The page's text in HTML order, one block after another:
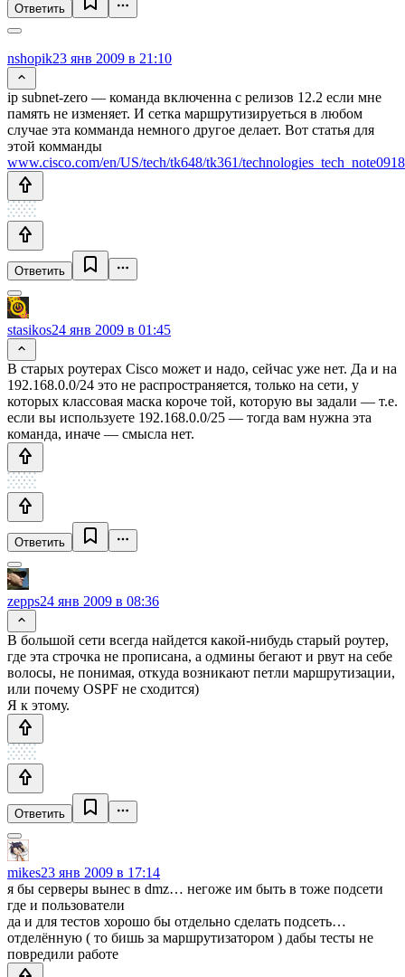
Ответить
nshopik23 янв 2009 в 21:10
ip subnet-zero — команда включенна с релизов 12.2 если мне
память не изменяет. И сетка маршрутизируеться в любом
случае эта комманда немного другое делает. Вот статья для
этой комманды
www.cisco.com/en/US/tech/tk648/tk361/
Ответить
stasikos24 янв 2009 в 01:45
В старых роутерах Cisco может и надо, сейчас уже нет. Да и на
192.168.0.0/24 это не распространяется, только на сети, у
которых классовая маска короче той, которую вы задали — т.е.
если вы используете 192.168.0.0/25 — тогда вам нужна эта
команда, иначе — смысла нет.
Ответить
zepps24 янв 2009 в 08:36
В большой сети всегда найдется какой-нибудь старый роутер,
где эта строчка не прописана, а одмины бегают и рвут на себе
волосы, не понимая, откуда возникают петли маршрутизации,
или почему OSPF не сходится)
Я к этому.
Ответить
mikes23 янв 2009 в 17:14
я бы серверы вынес в dmz… негоже им быть в тоже подсети
где и пользователи
да и для тестов хорошо бы отдельно сделать подсеть…
отделённую ( то бишь за маршрутизатором ) дабы тесты не
повредили работе